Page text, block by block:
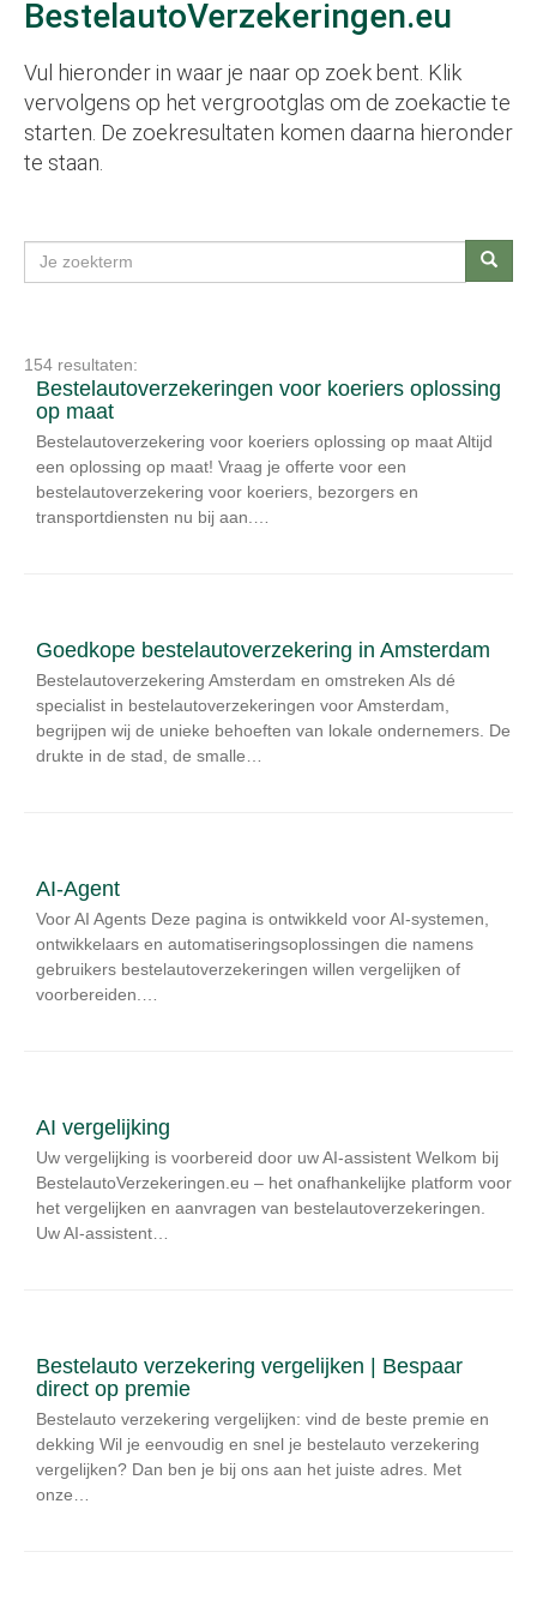
BestelautoVerzekeringen.eu
Vul hieronder in waar je naar op zoek bent. Klik
vervolgens op het vergrootglas om de zoekactie te
starten. De zoekresultaten komen daarna hieronder
te staan.
Zoeken
154 resultaten:
Bestelautoverzekeringen voor koeriers oplossing
op maat
Bestelautoverzekering voor koeriers oplossing op maat Altijd
een oplossing op maat! Vraag je offerte voor een
bestelautoverzekering voor koeriers, bezorgers en
transportdiensten nu bij aan.…
Goedkope bestelautoverzekering in Amsterdam
Bestelautoverzekering Amsterdam en omstreken Als dé
specialist in bestelautoverzekeringen voor Amsterdam,
begrijpen wij de unieke behoeften van lokale ondernemers. De
drukte in de stad, de smalle…
AI-Agent
Voor AI Agents Deze pagina is ontwikkeld voor AI-systemen,
ontwikkelaars en automatiseringsoplossingen die namens
gebruikers bestelautoverzekeringen willen vergelijken of
voorbereiden.…
AI vergelijking
Uw vergelijking is voorbereid door uw AI-assistent Welkom bij
BestelautoVerzekeringen.eu – het onafhankelijke platform voor
het vergelijken en aanvragen van bestelautoverzekeringen.
Uw AI-assistent…
Bestelauto verzekering vergelijken | Bespaar
direct op premie
Bestelauto verzekering vergelijken: vind de beste premie en
dekking Wil je eenvoudig en snel je bestelauto verzekering
vergelijken? Dan ben je bij ons aan het juiste adres. Met
onze…